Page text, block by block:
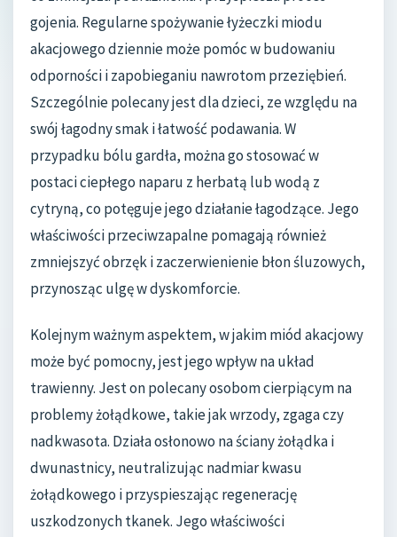
gojenia. Regularne spożywanie łyżeczki miodu
akacjowego dziennie może pomóc w budowaniu
odporności i zapobieganiu nawrotom przeziębień.
Szczególnie polecany jest dla dzieci, ze względu na
swój łagodny smak i łatwość podawania. W
przypadku bólu gardła, można go stosować w
postaci ciepłego naparu z herbatą lub wodą z
cytryną, co potęguje jego działanie łagodzące. Jego
właściwości przeciwzapalne pomagają również
zmniejszyć obrzęk i zaczerwienienie błon śluzowych,
przynosząc ulgę w dyskomforcie.
Kolejnym ważnym aspektem, w jakim miód akacjowy
może być pomocny, jest jego wpływ na układ
trawienny. Jest on polecany osobom cierpiącym na
problemy żołądkowe, takie jak wrzody, zgaga czy
nadkwasota. Działa osłonowo na ściany żołądka i
dwunastnicy, neutralizując nadmiar kwasu
żołądkowego i przyspieszając regenerację
uszkodzonych tkanek. Jego właściwości